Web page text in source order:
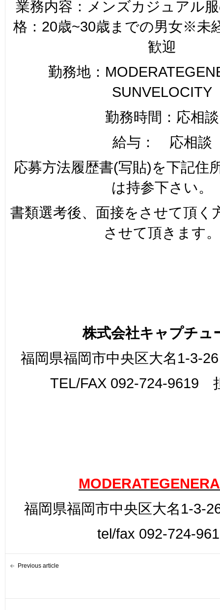
業務内容：メンズカジュアル
格：20歳~30歳までの男女※未
歓迎
勤務地：
SUNVELOCITY
勤務時間：応相談
給与： 応相談
応募方法履歴書(写貼)を下記住
は持参下さい。
書類選考後、面接をさせて頂く
させて頂きます。
株式会社キャプチュ
福岡県福岡市中央区大名1-3-
TEL/FAX 092-724-9619
福岡県福岡市中央区大名1-3-
tel/fax 092-724-
Previous article